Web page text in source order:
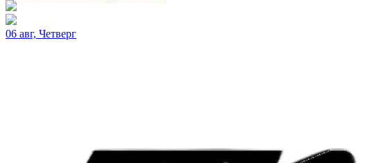
06 авг, Четверг